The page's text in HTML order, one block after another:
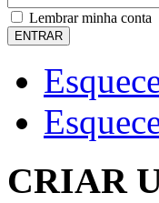
Lembrar minha conta
CRIAR